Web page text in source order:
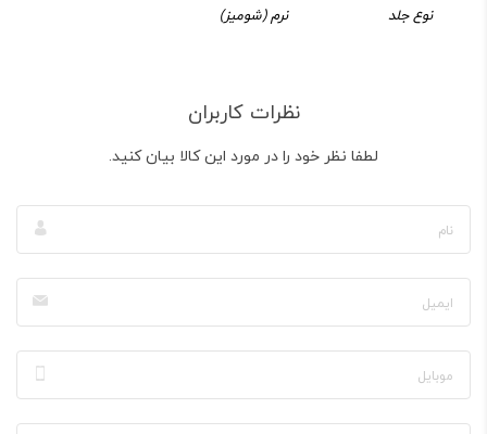
نوع جلد نرم (شومیز)
نظرات کاربران
لطفا نظر خود را در مورد این کالا بیان کنید.